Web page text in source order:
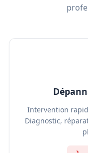
Intervention
Diagnostic,